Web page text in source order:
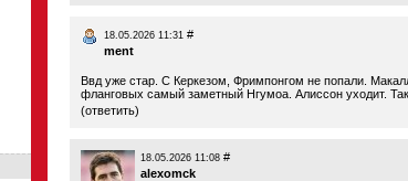
18.05.2026 11:31 #
ment
Ввд уже стар. С Керкезом, Фримпонгом не попали.
фланговых самый заметный Нгумоа. Алиссон уходит.
(ответить)
18.05.2026 11:08 #
alexomck